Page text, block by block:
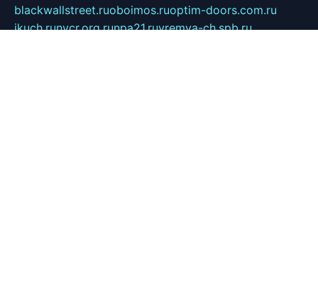
blackwallstreet.ruoboimos.ruoptim-doors.com.ru
ikuch.runycr.org.runpa21.ruvremya-ch.spb.ru